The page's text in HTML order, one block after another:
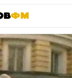
ФМ